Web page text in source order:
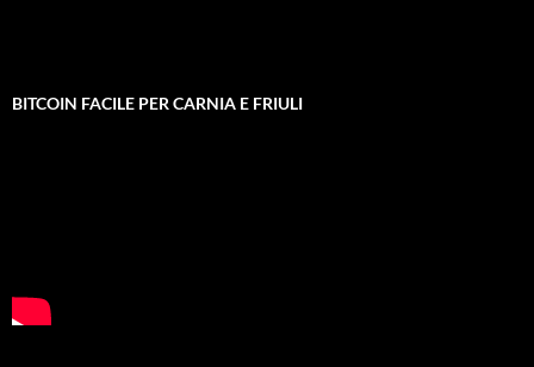
BITCOIN FACILE PER CARNIA E FRIULI